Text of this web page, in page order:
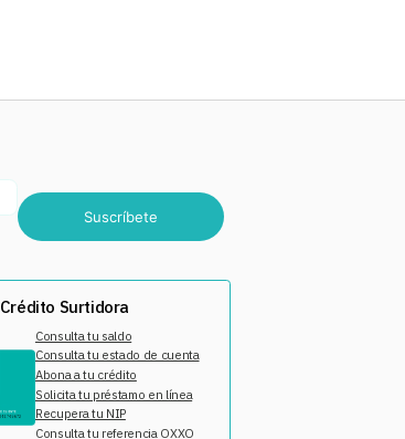
Suscríbete
Crédito Surtidora
Consulta tu saldo
Consulta tu estado de cuenta
Abona a tu crédito
Solicita tu préstamo en línea
Recupera tu NIP
Consulta tu referencia OXXO